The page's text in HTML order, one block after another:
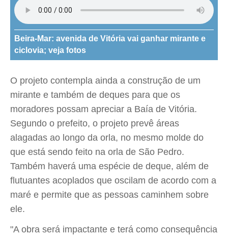
Beira-Mar: avenida de Vitória vai ganhar mirante e
ciclovia; veja fotos
O projeto contempla ainda a construção de um
mirante e também de deques para que os
moradores possam apreciar a Baía de Vitória.
Segundo o prefeito, o projeto prevê áreas
alagadas ao longo da orla, no mesmo molde do
que está sendo feito na orla de São Pedro.
Também haverá uma espécie de deque, além de
flutuantes acoplados que oscilam de acordo com a
maré e permite que as pessoas caminhem sobre
ele.
"A obra será impactante e terá como consequência